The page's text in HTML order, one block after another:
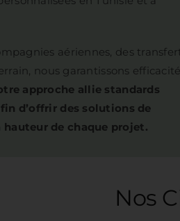
aériennes, des
nous garantissons
approche allie standards
d’offrir des solutions de
de chaque projet.
Nos